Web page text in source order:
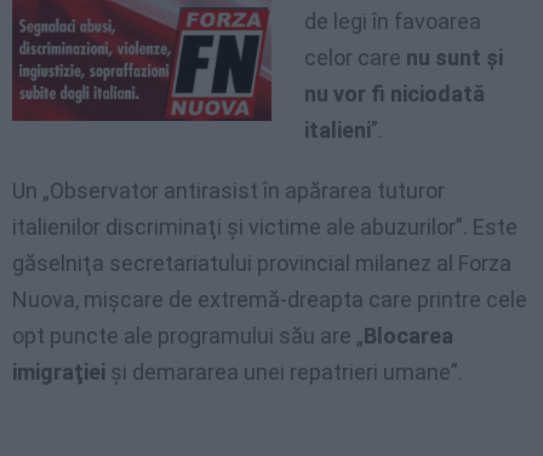
de legi în favoarea
celor care nu sunt şi
nu vor fi niciodată
italieni”.
Un „Observator antirasist în apărarea tuturor
italienilor discriminaţi şi victime ale abuzurilor”. Este
găselniţa secretariatului provincial milanez al Forza
Nuova, mişcare de extremă-dreapta care printre cele
opt puncte ale programului său are „Blocarea
imigraţiei şi demararea unei repatrieri umane”.